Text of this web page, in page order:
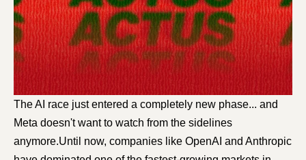
The AI race just entered a completely new phase... and
Meta doesn't want to watch from the sidelines
anymore.Until now, companies like OpenAI and Anthropic